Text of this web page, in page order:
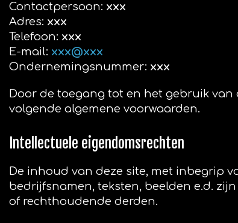
Contactpersoon: xxx
Adres: xxx
Telefoon: xxx
E-mail: xxx@xxx
Ondernemingsnummer: xxx
Door de toegang tot en het gebruik
volgende algemene voorwaarden.
Intellectuele eigendomsrechten
De inhoud van deze site, met inbegrip
bedrijfsnamen, teksten, beelden e.d.
of rechthoudende derden.